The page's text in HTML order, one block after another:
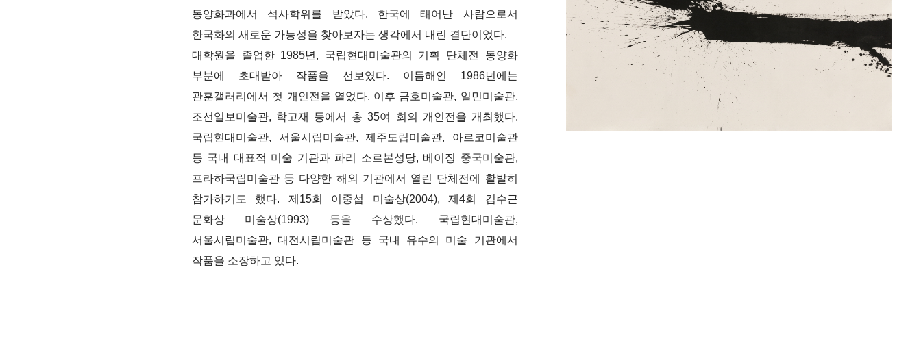
동양화과에서 석사학위를 받았다. 한국에 태어난 사람으로서
한국화의 새로운 가능성을 찾아보자는 생각에서 내린 결단이었다.
대학원을 졸업한1985년 , 국립현대미술관의 기획 단체전 동양화
부분에 초대받아 작품을 선보였다. 이듬해인 1986년에는
관훈갤러리에서 첫 개인전을 열었다. 이후 금호미술관, 일민미술관,
조선일보미술관, 학고재 등에서 총 35여 회의 개인전을 개최했다.
국립현대미술관, 서울시립미술관,제주도립미술관, 아르코미술관
등 국내 대표적 미술 기관과 파리 소르본성당, 베이징 중국미술관,
프라하국립미술관 등 다양한 해외 기관에서 열린 단체전에 활발히
참가하기도 했다. 제 15회 이중섭 미술상(2004),제4회 김수근
문화상 미술상(1993) 등을 수상했다. 국립현대미술관,
서울시립미술관,대전시립미술관 등 국내 유수의 미술 기관에서
작품을 소장하고 있다.